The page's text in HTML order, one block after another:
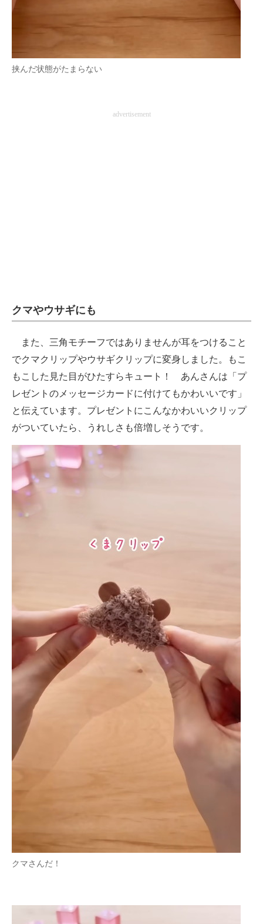
挟んだ状態がたまらない
advertisement
クマやウサギにも
また、三角モチーフではありませんが耳をつけること
でクマクリップやウサギクリップに変身しました。もこ
もこした見た目がひたすらキュート！ あんさんは「プ
レゼントのメッセージカードに付けてもかわいいです」
と伝えています。プレゼントにこんなかわいいクリップ
がついていたら、うれしさも倍増しそうです。
クマさんだ！